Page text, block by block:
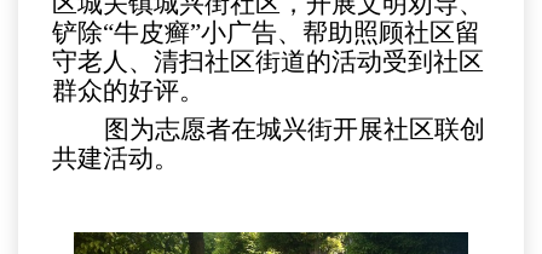
铲除“牛皮癣”小广告、帮助照顾社区留
守老人、清扫社区街道的活动受到社区
群众的好评。
图为志愿者在城兴街开展社区联创
共建活动。